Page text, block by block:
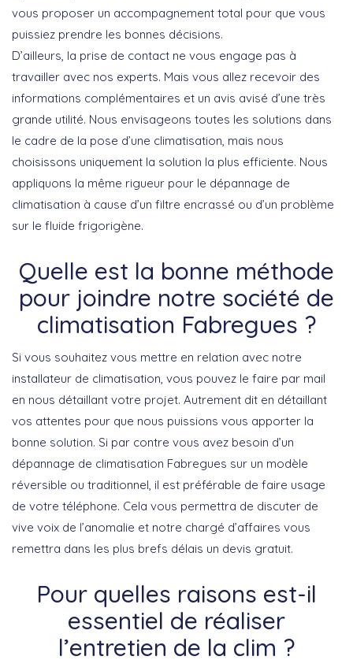
vous proposer un accompagnement total pour que vous
puissiez prendre les bonnes décisions.
D’ailleurs, la prise de contact ne vous engage pas à
travailler avec nos experts. Mais vous allez recevoir des
informations complémentaires et un avis avisé d’une très
grande utilité. Nous envisageons toutes les solutions dans
le cadre de la pose d’une climatisation, mais nous
choisissons uniquement la solution la plus efficiente. Nous
appliquons la même rigueur pour le dépannage de
climatisation à cause d’un filtre encrassé ou d’un problème
sur le fluide frigorigène.
Quelle est la bonne méthode
pour joindre notre société de
climatisation Fabregues ?
Si vous souhaitez vous mettre en relation avec notre
installateur de climatisation, vous pouvez le faire par mail
en nous détaillant votre projet. Autrement dit en détaillant
vos attentes pour que nous puissions vous apporter la
bonne solution. Si par contre vous avez besoin d’un
dépannage de climatisation Fabregues sur un modèle
réversible ou traditionnel, il est préférable de faire usage
de votre téléphone. Cela vous permettra de discuter de
vive voix de l’anomalie et notre chargé d’affaires vous
remettra dans les plus brefs délais un devis gratuit.
Pour quelles raisons est-il
essentiel de réaliser
l’entretien de la clim ?